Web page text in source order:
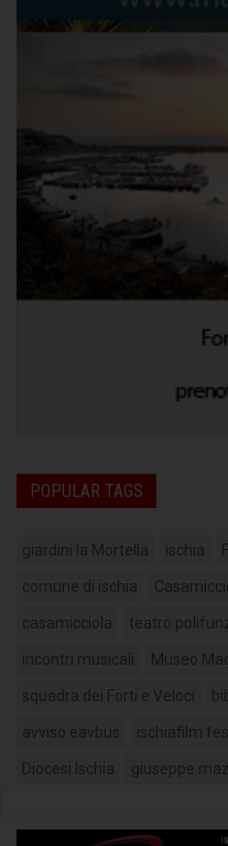
POPULAR TAGS
giardini la Mortella ischia
comune di ischia
casamicciola teatro
incontri musicali Museo
squadra dei Forti e Veloci
avviso eavbus ischiafilm
Diocesi Ischia giuseppe